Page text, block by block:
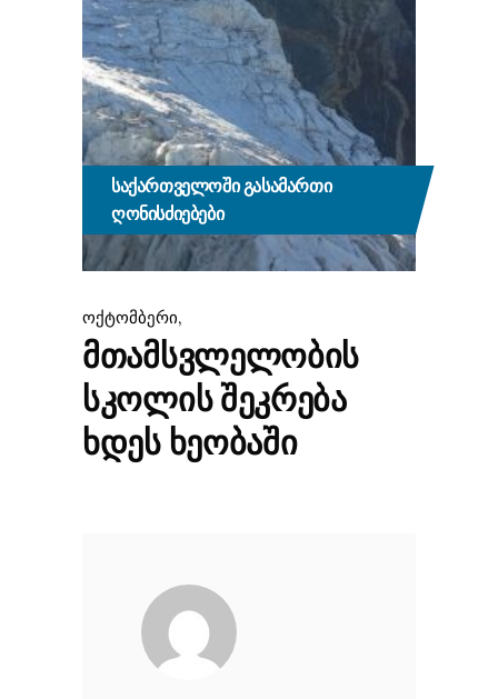
ᲡᲐᲥᲐᲠᲗᲕᲔᲚᲝᲨᲘ ᲒᲐᲡᲐᲛᲐᲠᲗᲘ
ᲦᲝᲜᲘᲡᲫᲘᲔᲑᲔᲑᲘ
ოქტომბერი,
ᲛᲗᲐᲛᲡᲕᲚᲔᲚᲝᲑᲘᲡ
ᲡᲙᲝᲚᲘᲡ ᲨᲔᲙᲠᲔᲑᲐ
ᲮᲓᲔᲡ ᲮᲔᲝᲑᲐᲨᲘ